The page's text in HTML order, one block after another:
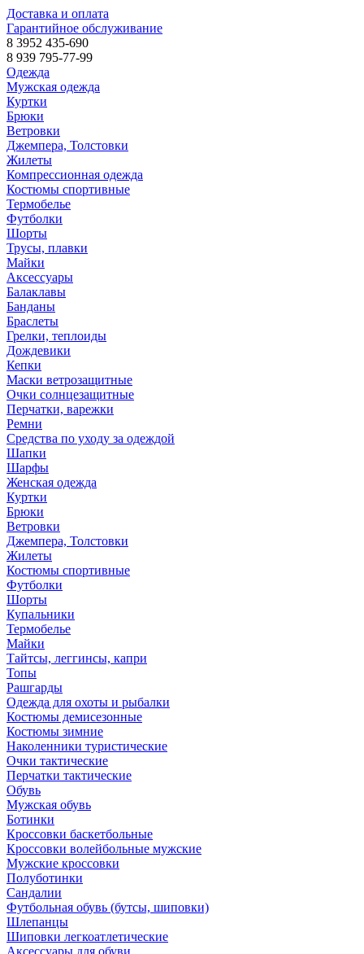
Доставка и оплата
Гарантийное обслуживание
8 3952 435-690
8 939 795-77-99
Одежда
Мужская одежда
Куртки
Брюки
Ветровки
Джемпера, Толстовки
Жилеты
Компрессионная одежда
Костюмы спортивные
Термобелье
Футболки
Шорты
Трусы, плавки
Майки
Аксессуары
Балаклавы
Банданы
Браслеты
Грелки, теплоиды
Дождевики
Кепки
Маски ветрозащитные
Очки солнцезащитные
Перчатки, варежки
Ремни
Средства по уходу за одеждой
Шапки
Шарфы
Женская одежда
Куртки
Брюки
Ветровки
Джемпера, Толстовки
Жилеты
Костюмы спортивные
Футболки
Шорты
Купальники
Термобелье
Майки
Тайтсы, леггинсы, капри
Топы
Рашгарды
Одежда для охоты и рыбалки
Костюмы демисезонные
Костюмы зимние
Наколенники туристические
Очки тактические
Перчатки тактические
Обувь
Мужская обувь
Ботинки
Кроссовки баскетбольные
Кроссовки волейбольные мужские
Мужские кроссовки
Полуботинки
Сандалии
Футбольная обувь (бутсы, шиповки)
Шлепанцы
Шиповки легкоатлетические
Аксессуары для обуви